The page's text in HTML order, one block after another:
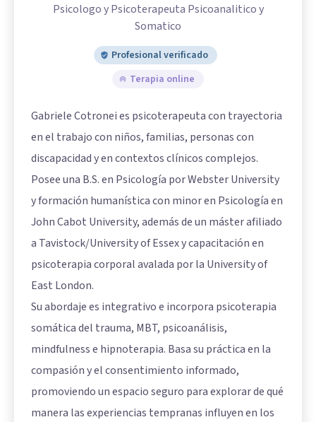
Psicologo y Psicoterapeuta Psicoanalitico y
Somatico
Profesional verificado
Terapia online
Gabriele Cotronei es psicoterapeuta con trayectoria
en el trabajo con niños, familias, personas con
discapacidad y en contextos clínicos complejos.
Posee una B.S. en Psicología por Webster University
y formación humanística con minor en Psicología en
John Cabot University, además de un máster afiliado
a Tavistock/University of Essex y capacitación en
psicoterapia corporal avalada por la University of
East London.
Su abordaje es integrativo e incorpora psicoterapia
somática del trauma, MBT, psicoanálisis,
mindfulness e hipnoterapia. Basa su práctica en la
compasión y el consentimiento informado,
promoviendo un espacio seguro para explorar de qué
manera las experiencias tempranas influyen en los